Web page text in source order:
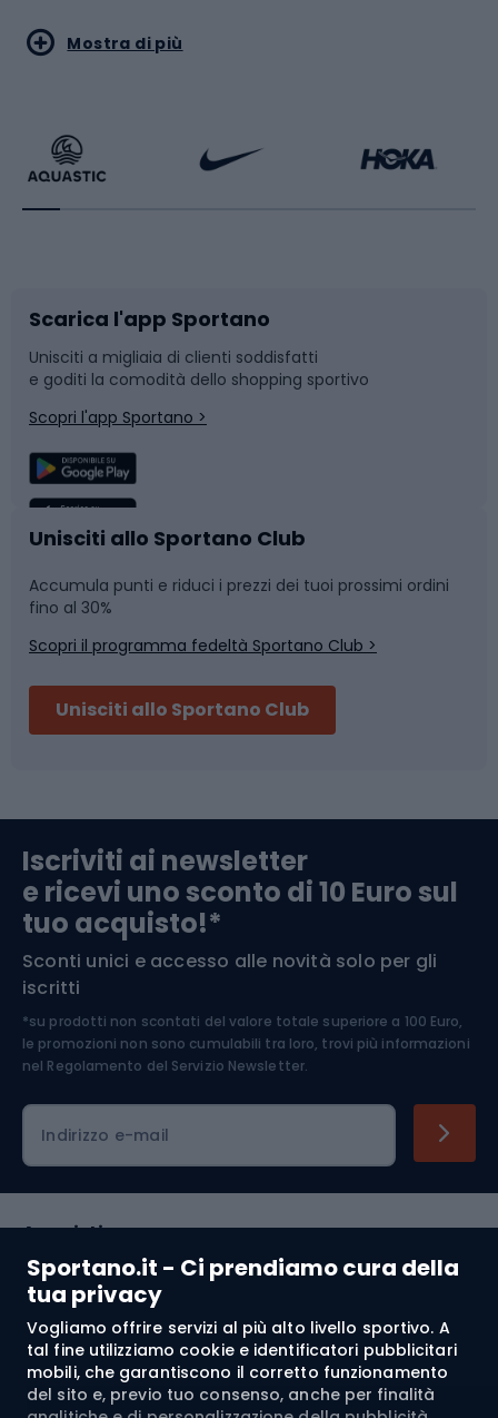
Sportano.it - Ci prendiamo cura della
tua privacy
Vogliamo offrire servizi al più alto livello sportivo. A
tal fine utilizziamo cookie e identificatori pubblicitari
mobili, che garantiscono il corretto funzionamento
del sito e, previo tuo consenso, anche per finalità
Sport acquatici
Bikepacking
Bushcraft
Corsa
Sport di squadra
Caschi da ciclismo
Skitouring
Abbigliamento da escursionismo
Sport di arti marziali
Sport con le racchette
Slitte e slittini
Snowboard
Camminata nordica
Nuoto
Pattinaggio
Componenti per biciclette
Arrampicata
Medicina dello sport
Abbigliamento ciclistico
Mostra di più
Scarica l'app Sportano
Unisciti a migliaia di clienti soddisfatti
e goditi la comodità dello shopping sportivo
Scopri l'app Sportano >
Unisciti allo Sportano Club
Accumula punti e riduci i prezzi dei tuoi prossimi ordini
fino al 30%
Scopri il programma fedeltà Sportano Club >
Unisciti allo Sportano Club
Iscriviti ai newsletter
e ricevi uno sconto di 10 Euro sul
tuo acquisto!*
Sconti unici e accesso alle novità solo per gli
iscritti
*su prodotti non scontati del valore totale superiore a 100 Euro,
le promozioni non sono cumulabili tra loro, trovi più informazioni
nel Regolamento del Servizio Newsletter.
Indirizzo e-mail
Acquisti
Servizio clienti
Regolamento
Chi siamo